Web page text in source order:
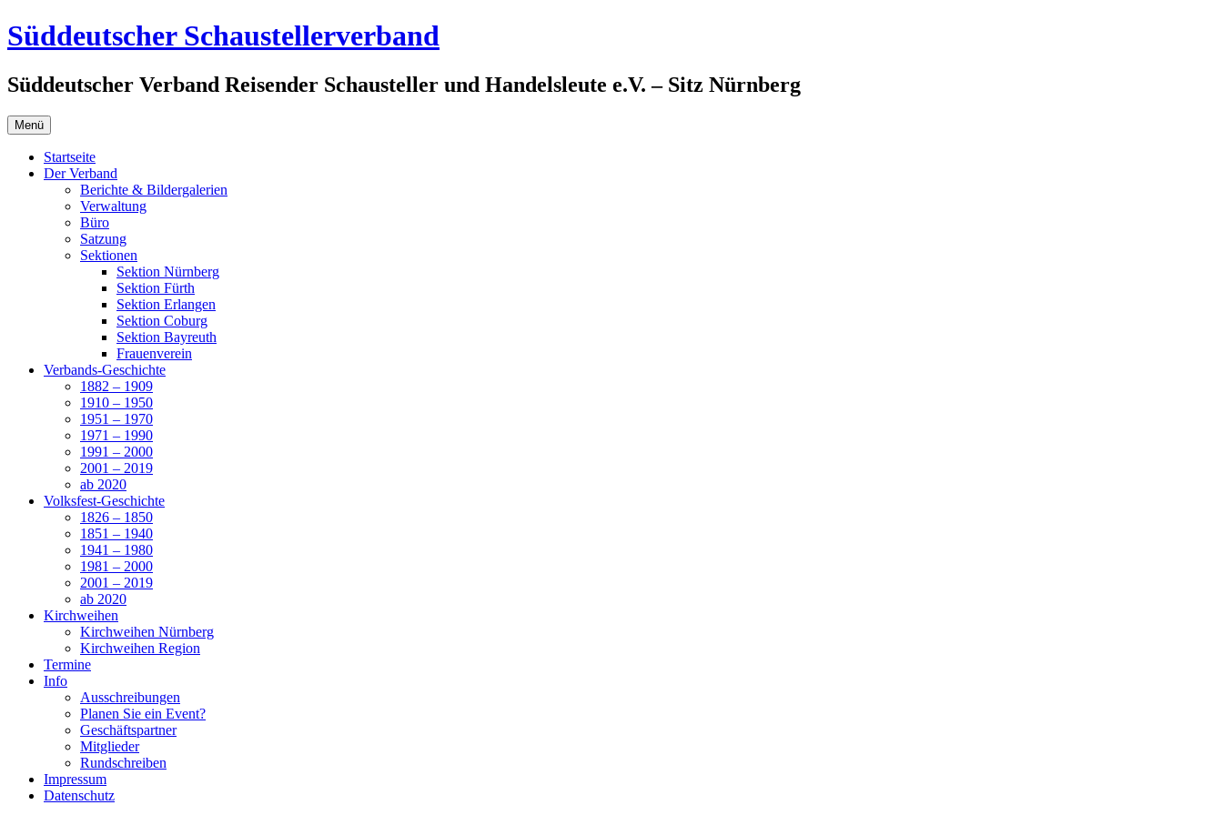
Zum
Inhalt
Süddeutscher Schaustellerverband
Süddeutscher Verband Reisender Schausteller und Handelsleute e.V. – Sitz Nürnberg
Menü
Startseite
Der Verband
Berichte & Bildergalerien
Verwaltung
Büro
Satzung
Sektionen
Sektion Nürnberg
Sektion Fürth
Sektion Erlangen
Sektion Coburg
Sektion Bayreuth
Frauenverein
Verbands-Geschichte
1882 – 1909
1910 – 1950
1951 – 1970
1971 – 1990
1991 – 2000
2001 – 2019
ab 2020
Volksfest-Geschichte
1826 – 1850
1851 – 1940
1941 – 1980
1981 – 2000
2001 – 2019
ab 2020
Kirchweihen
Kirchweihen Nürnberg
Kirchweihen Region
Termine
Info
Ausschreibungen
Planen Sie ein Event?
Geschäftspartner
Mitglieder
Rundschreiben
Impressum
Datenschutz